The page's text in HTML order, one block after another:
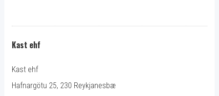
Kast ehf
Kast ehf
Hafnargötu 25, 230 Reykjanesbæ